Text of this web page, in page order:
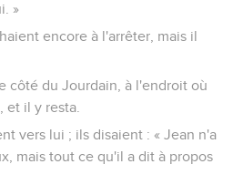
»
encore à l'arrêter, mais il
côté du Jourdain, à l'endroit où
et il y resta.
vers lui ; ils disaient : « Jean n'a
mais tout ce qu'il a dit à propos